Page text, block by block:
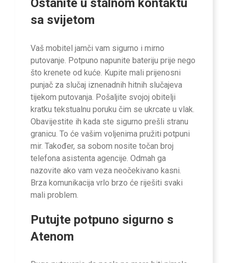
Ostanite u stalnom kontaktu
sa svijetom
Vaš mobitel jamči vam sigurno i mirno
putovanje. Potpuno napunite bateriju prije nego
što krenete od kuće. Kupite mali prijenosni
punjač za slučaj iznenadnih hitnih slučajeva
tijekom putovanja. Pošaljite svojoj obitelji
kratku tekstualnu poruku čim se ukrcate u vlak.
Obavijestite ih kada ste sigurno prešli stranu
granicu. To će vašim voljenima pružiti potpuni
mir. Također, sa sobom nosite točan broj
telefona asistenta agencije. Odmah ga
nazovite ako vam veza neočekivano kasni.
Brza komunikacija vrlo brzo će riješiti svaki
mali problem.
Putujte potpuno sigurno s
Atenom